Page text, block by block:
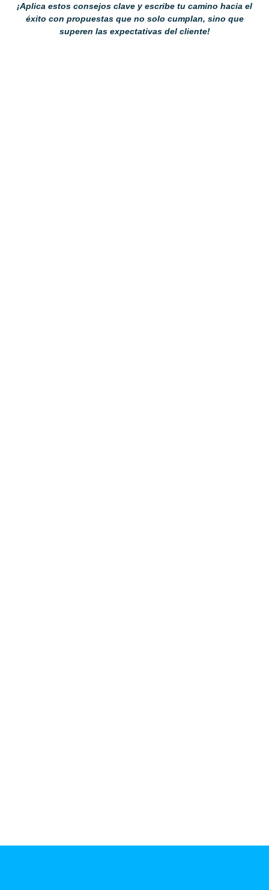
¡Aplica estos consejos clave y escribe tu camino hacia el
éxito con propuestas que no solo cumplan, sino que
superen las expectativas del cliente!